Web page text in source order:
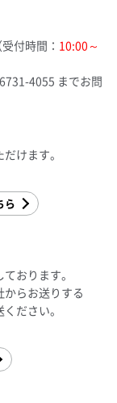
受付時間： 10:00～
4055 までお問
けます。
ら
おります。
らお送りする
ださい。